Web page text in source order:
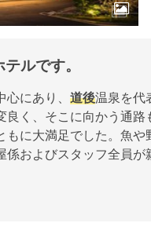
ルです。
心にあり、 道後温泉を代
良く、そこに向かう通
もに大満足でした。魚
係およびスタッフ全員